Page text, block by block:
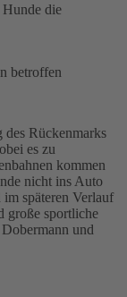
die
betroffen
des Rückenmarks
es zu
kommen
nicht ins Auto
späteren Verlauf
große sportliche
und